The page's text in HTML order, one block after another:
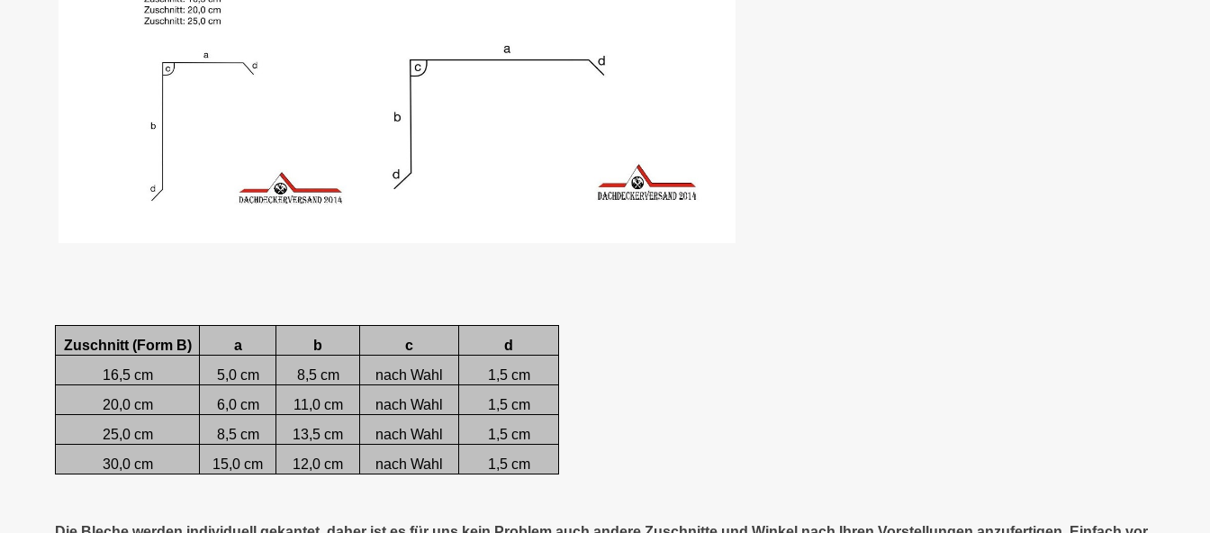
Zuschnitt (Form B) a b c
d
16,5 cm
5,0 cm 8,5 cm nach Wahl
1,5 cm
20,0 cm
6,0 cm 11,0 cm nach Wahl
1,5 cm
25,0 cm
8,5 cm 13,5 cm nach Wahl
1,5 cm
30,0 cm
15,0 cm 12,0 cm nach Wahl 1,5 cm